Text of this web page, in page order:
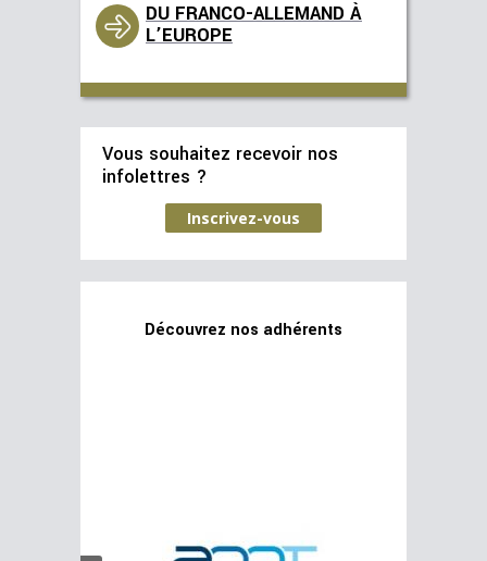
DU FRANCO-ALLEMAND À
L’EUROPE
Vous souhaitez recevoir nos
infolettres ?
Inscrivez-vous
Découvrez nos adhérents